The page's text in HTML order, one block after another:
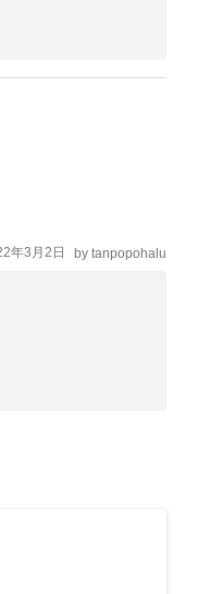
年3月2日 by tanpopohalu